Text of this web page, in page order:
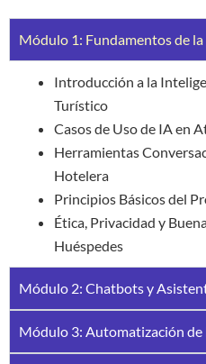
Módulo 1: Fundamentos de
Introducción a la
Turístico
Casos de Uso de IA en
Herramientas
Hotelera
Principios Básicos del
Ética, Privacidad y
Huéspedes
Módulo 2: Chatbots y
Módulo 3: Automatización de